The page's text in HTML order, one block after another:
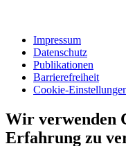
Impressum
Datenschutz
Publikationen
Barrierefreiheit
Cookie-
Wir verwenden
Erfahrung zu